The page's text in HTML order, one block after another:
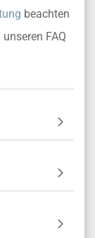
beachten
FAQ